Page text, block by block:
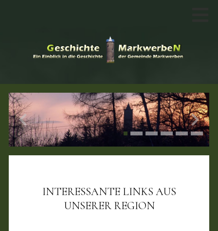
INTERESSANTE LINKS AUS
UNSERER REGION